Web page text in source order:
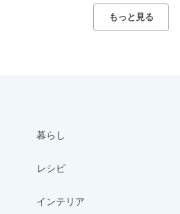
もっと見る
暮らし
レシピ
インテリア